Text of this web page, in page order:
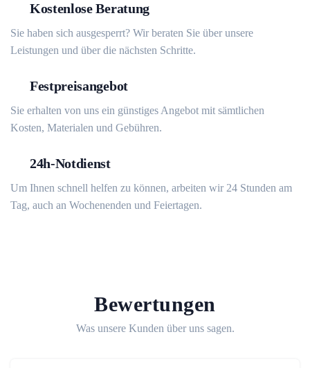
Kostenlose Beratung
Sie haben sich ausgesperrt? Wir beraten Sie über unsere
Leistungen und über die nächsten Schritte.
Festpreisangebot
Sie erhalten von uns ein günstiges Angebot mit sämtlichen
Kosten, Materialen und Gebühren.
24h-Notdienst
Um Ihnen schnell helfen zu können, arbeiten wir 24 Stunden am
Tag, auch an Wochenenden und Feiertagen.
Bewertungen
Was unsere Kunden über uns sagen.